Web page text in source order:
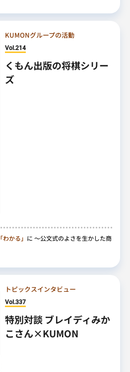
KUMONグループの活動
Vol.214
くもん出版の将棋シリー
ズ
「わかる」 に ～公文式のよさを生かした商
トピックスインタビュー
Vol.337
特別対談 ブレイディみか
こさん×KUMON